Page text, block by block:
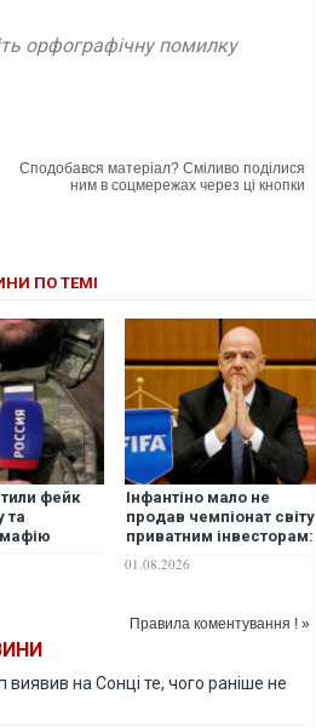
орфографічну помилку
Сподобався матеріал? Сміливо поділися
ним в соцмережах через ці кнопки
ПО ТЕМІ
фейк
та
мафію
Інфантіно мало не
продав чемпіонат світу
приватним інвесторам:
плани через загрозу
01.08.2026
Правила коментування ! »
на Сонці те, чого раніше не